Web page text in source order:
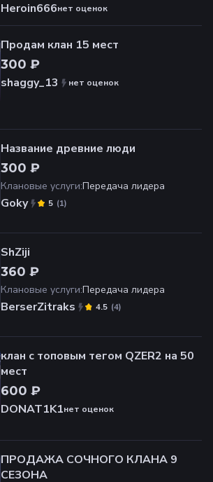
Heroin666нет оценок
Продам клан 15 мест
300 ₽
shaggy_13
нет оценок
Название древние люди
300 ₽
Клановые услуги:Передача лидера
Goky (1)
5
ShZiji
360 ₽
Клановые услуги:Передача лидера
BerserZitraks (4)
4.5
клан с топовым тегом QZER2 на 50
мест
600 ₽
DONAT1K1нет оценок
ПРОДАЖА СОЧНОГО КЛАНА 9
СЕЗОНА